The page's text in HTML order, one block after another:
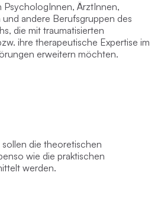
PsychologInnen, ÄrztInnen,
andere Berufsgruppen des
die mit traumatisierten
ihre therapeutische Expertise im
erweitern möchten.
sollen die theoretischen
wie die praktischen
werden.